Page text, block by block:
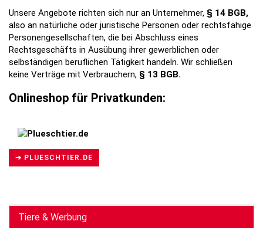
Unsere Angebote richten sich nur an Unternehmer, § 14 BGB,
also an natürliche oder juristische Personen oder rechtsfähige
Personengesellschaften, die bei Abschluss eines
Rechtsgeschäfts in Ausübung ihrer gewerblichen oder
selbständigen beruflichen Tätigkeit handeln. Wir schließen
keine Verträge mit Verbrauchern, § 13 BGB.
Onlineshop für Privatkunden:
➔ PLUESCHTIER.DE
Tiere & Werbung